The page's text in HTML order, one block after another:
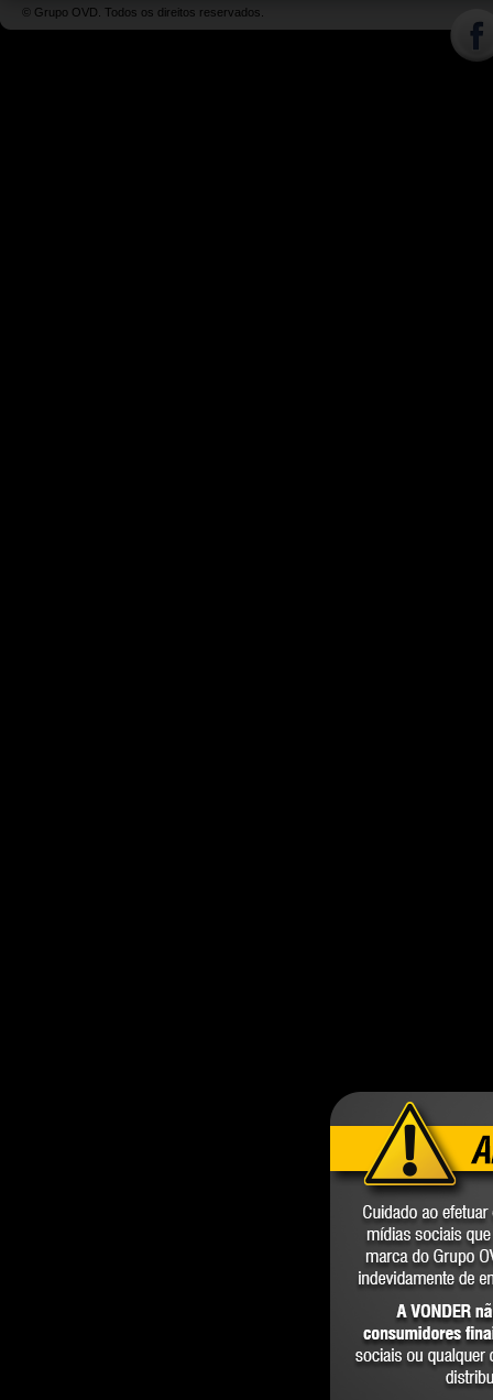
© Grupo OVD. Todos os direitos reservados.